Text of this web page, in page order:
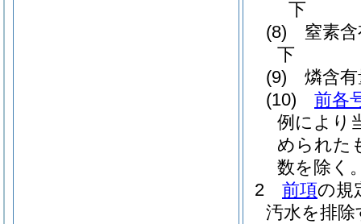
下
(8)
窒素
下
(9)
燐含
(10)
前各
例により
められた
数を除く
2
前項の規
汚水を排